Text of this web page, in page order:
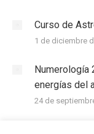
Curso de
1 de diciembre
Numerología
energías del
24 de